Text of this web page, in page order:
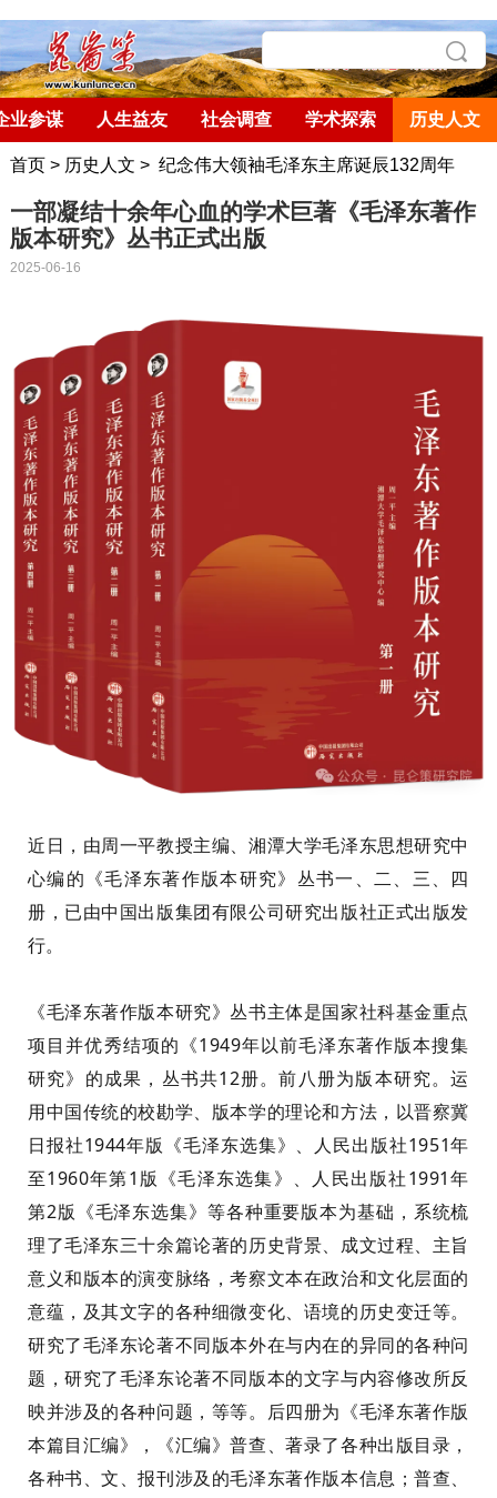
业参谋 人生益友 社会调查 学术探索 历史人文
首页> 历史人文 > 纪念伟大领袖毛泽东主席诞辰132周年
一部凝结十余年心血的学术巨著《毛泽东著作
版本研究》丛书正式出版
2025-06-16
近日，由周一平教授主编、湘潭大学毛泽东思想研究中
心编的《毛泽东著作版本研究》丛书一、二、三、四
册，已由中国出版集团有限公司研究出版社正式出版发
行。
《毛泽东著作版本研究》丛书主体是国家社科基金重点
项目并优秀结项的《1949年以前毛泽东著作版本搜集
研究》的成果，丛书共12册。前八册为版本研究。运
用中国传统的校勘学、版本学的理论和方法，以晋察冀
日报社1944年版《毛泽东选集》、人民出版社1951年
至1960年第1版《毛泽东选集》、人民出版社1991年
第2版《毛泽东选集》等各种重要版本为基础，系统梳
理了毛泽东三十余篇论著的历史背景、成文过程、主旨
意义和版本的演变脉络，考察文本在政治和文化层面的
意蕴，及其文字的各种细微变化、语境的历史变迁等。
研究了毛泽东论著不同版本外在与内在的异同的各种问
题，研究了毛泽东论著不同版本的文字与内容修改所反
映并涉及的各种问题，等等。后四册为《毛泽东著作版
本篇目汇编》，《汇编》普查、著录了各种出版目录，
各种书、文、报刊涉及的毛泽东著作版本信息；普查、